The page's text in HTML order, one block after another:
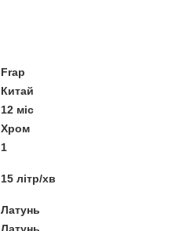
Frap
Китай
12 міс
Хром
1
15 літр/хв
Латунь
Латунь